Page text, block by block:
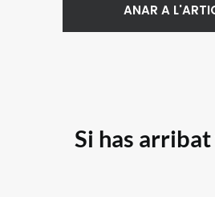
ANAR A
Si has